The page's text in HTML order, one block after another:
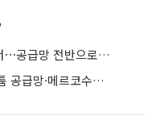
이 대통령 “아르헨, 최적의 파트너⋯공급망 전반으로 확대”
이 대통령, 아르헨티나 도착…리튬 공급망·메르코수르 협력 논의